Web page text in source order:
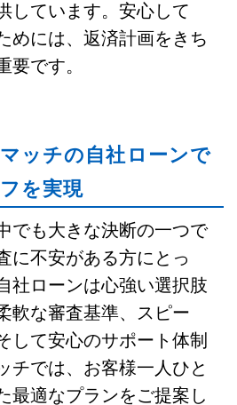
しています。安心して
めには、返済計画をきち
要です。
ッチの自社ローンで
を実現
でも大きな決断の一つで
に不安がある方にとっ
社ローンは心強い選択肢
軟な審査基準、スピー
して安心のサポート体制
チでは、お客様一人ひと
最適なプランをご提案し